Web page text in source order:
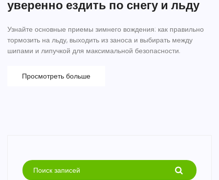
уверенно ездить по снегу и льду
Узнайте основные приемы зимнего вождения: как правильно
тормозить на льду, выходить из заноса и выбирать между
шипами и липучкой для максимальной безопасности.
Просмотреть больше